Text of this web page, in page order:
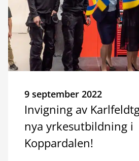
9 september 2022
Invigning av
nya yrkesutbildning i
Koppardalen!